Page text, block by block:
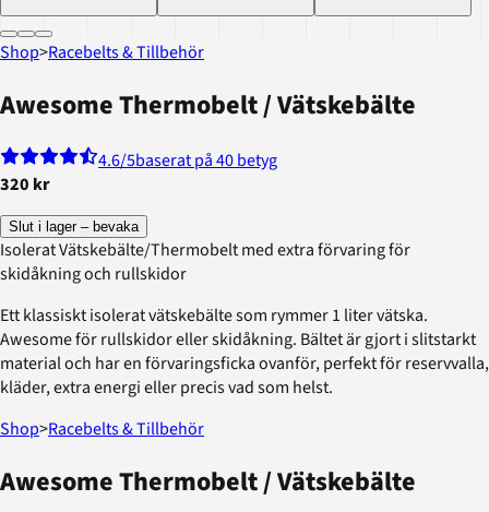
Shop>Racebelts & Tillbehör
Awesome Thermobelt / Vätskebälte
4.6/5baserat på 40 betyg
320 kr
Slut i lager – bevaka
Isolerat Vätskebälte/Thermobelt med extra förvaring för
skidåkning och rullskidor
Ett klassiskt isolerat vätskebälte som rymmer 1 liter vätska.
Awesome för rullskidor eller skidåkning. Bältet är gjort i slitstarkt
material och har en förvaringsficka ovanför, perfekt för reservvalla,
kläder, extra energi eller precis vad som helst.
Shop>Racebelts & Tillbehör
Awesome Thermobelt / Vätskebälte